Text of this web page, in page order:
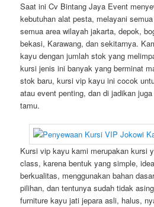
Saat ini Cv Bintang Jaya Event
kebutuhan alat pesta, melayani
semua area wilayah jakarta, depok,
bekasi, Karawang, dan sekitarnya.
kayu dengan jumlah stok yang
kursi jenis ini banyak yang berminat
stok baru, kursi vip kayu ini cocok
atau event penting, dan di jadikan
tamu.
Kursi vip kayu kami merupakan kursi
class, karena bentuk yang simple,
berkualitas, menggunakan bahan
pilihan, dan tentunya sudah tidak
furniture kayu jati jepara asli, halus,